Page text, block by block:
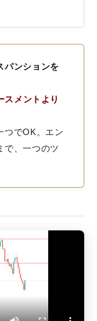
パンションを
スメントより
つでOK。エン
で、一つのツ